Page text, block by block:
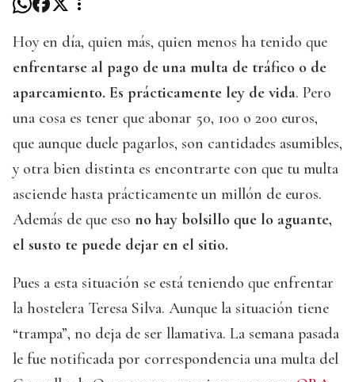
Hoy en día, quien más, quien menos ha tenido que
enfrentarse al pago de una multa de tráfico o de
aparcamiento. Es prácticamente ley de vida. Pero
una cosa es tener que abonar 50, 100 o 200 euros,
que aunque duele pagarlos, son cantidades asumibles,
y otra bien distinta es encontrarte con que tu multa
asciende hasta prácticamente un millón de euros.
Además de que eso no hay bolsillo que lo aguante,
el susto te puede dejar en el sitio.
Pues a esta situación se está teniendo que enfrentar
la hostelera Teresa Silva. Aunque la situación tiene
“trampa”, no deja de ser llamativa. La semana pasada
le fue notificada por correspondencia una multa del